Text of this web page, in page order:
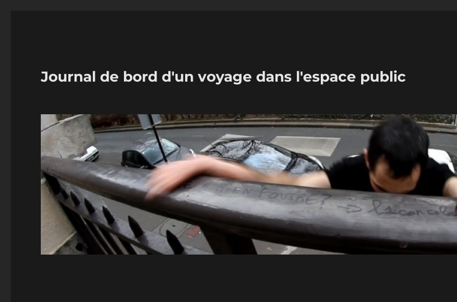
Journal de bord d'un voyage dans l'espace public